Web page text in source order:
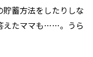
蓄方法をしたりしな
えたママも……。うら